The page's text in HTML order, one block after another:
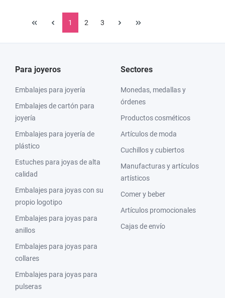
1 2 3
Para joyeros
Embalajes para joyería
Embalajes de cartón para
joyería
Embalajes para joyería de
plástico
Estuches para joyas de alta
calidad
Embalajes para joyas con su
propio logotipo
Embalajes para joyas para
anillos
Embalajes para joyas para
collares
Embalajes para joyas para
pulseras
Sectores
Monedas, medallas y
órdenes
Productos cosméticos
Artículos de moda
Cuchillos y cubiertos
Manufacturas y artículos
artísticos
Comer y beber
Artículos promocionales
Cajas de envío